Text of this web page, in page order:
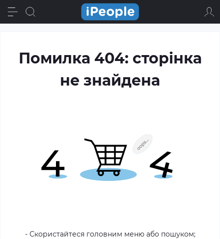
Помилка 404: сторінка
не знайдена
- Скористайтеся головним меню або пошуком;